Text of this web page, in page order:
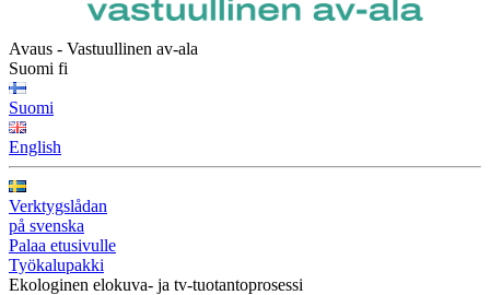
Avaus - Vastuullinen av-ala
Suomi fi
Suomi
English
Verktygslådan
på svenska
Palaa etusivulle
Työkalupakki
Ekologinen elokuva- ja tv-tuotantoprosessi